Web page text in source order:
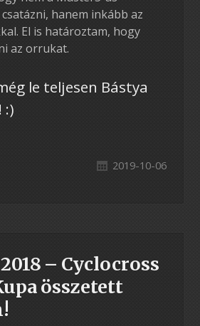
hanem inkább az
El is határoztam, hogy
az orrukat.
le teljesen Bástya
:)
2019-10-06
– Cyclocross
összetett